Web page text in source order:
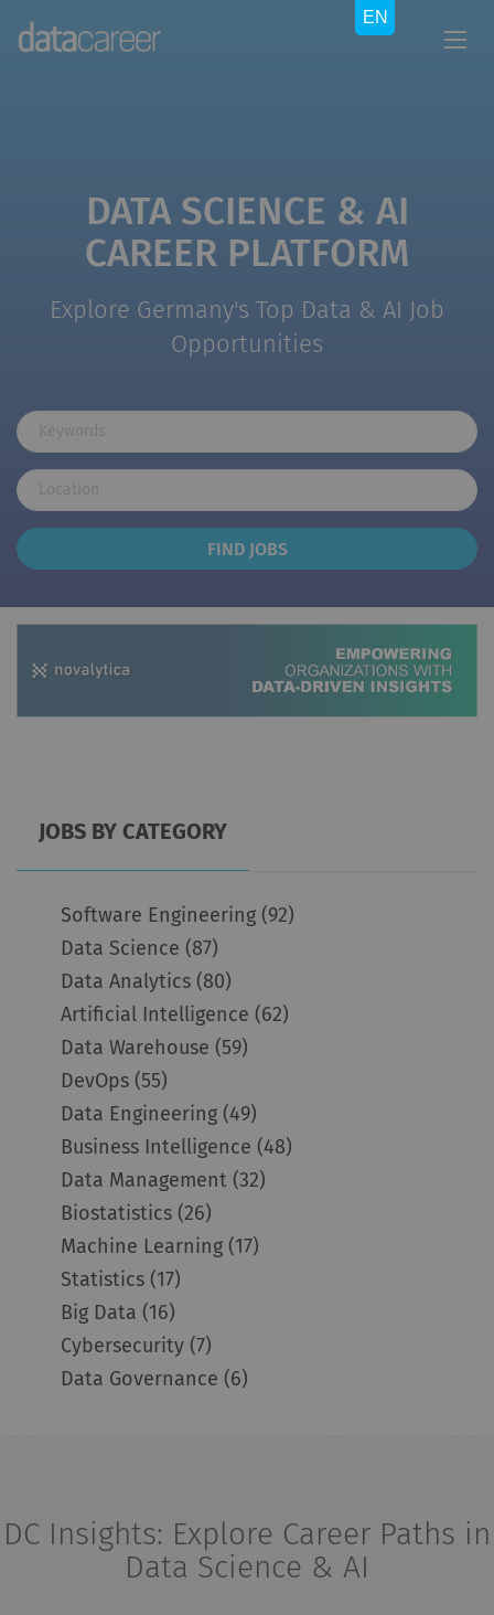
DATA SCIENCE & AI
CAREER PLATFORM
Explore Germany's Top Data & AI Job
Opportunities
Keywords
Location
Find
Jobs
FIND JOBS
JOBS BY CATEGORY
Software Engineering (92)
Data Science (87)
Data Analytics (80)
Artificial Intelligence (62)
Data Warehouse (59)
DevOps (55)
Data Engineering (49)
Business Intelligence (48)
Data Management (32)
Biostatistics (26)
Machine Learning (17)
Statistics (17)
Big Data (16)
Cybersecurity (7)
Data Governance (6)
DC Insights: Explore Career Paths in
Data Science & AI